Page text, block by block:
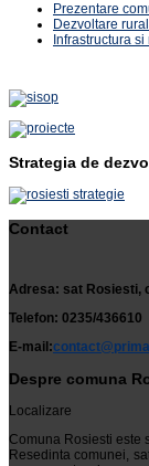
Prezentare
Dezvoltare
Infrastructura si
Strategia de
Contact
Adresa: sat Rosiesti,
Telefon: 0235/436610
E-mail:
Despre comuna
Localizare
Comuna Rosiesti este
Resedinta comunei,